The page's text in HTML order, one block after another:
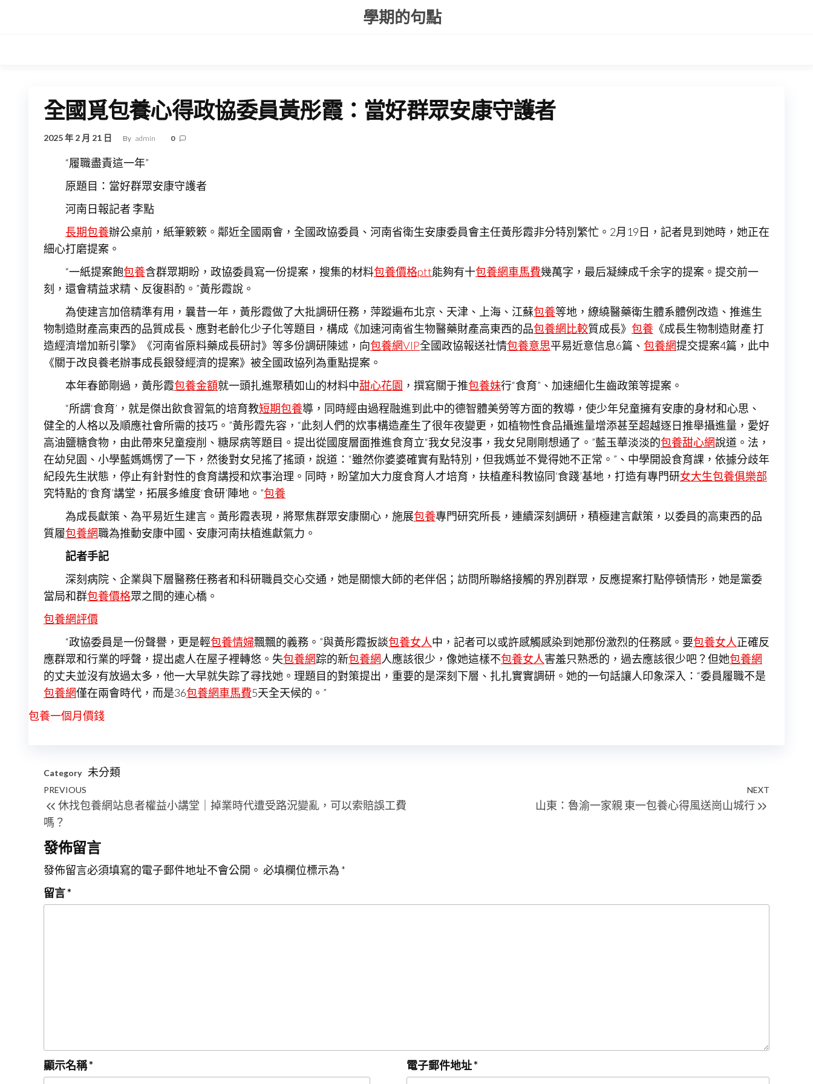
學期的句點
全國覓包養心得政協委員黃彤霞：當好群眾安康守護者
2025 年 2 月 21 日 By admin 0
“履職盡責這一年”
原題目：當好群眾安康守護者
河南日報記者 李點
長期包養辦公桌前，紙筆簌簌。鄰近全國兩會，全國政協委員、河南省衛生安康委員會主任黃彤霞非分特別繁忙。2月19日，記者見到她時，她正在
細心打磨提案。
“一紙提案飽包養含群眾期盼，政協委員寫一份提案，搜集的材料包養價格ptt能夠有十包養網車馬費幾萬字，最后凝練成千余字的提案。提交前一
刻，還會精益求精、反復斟酌。”黃彤霞說。
為使建言加倍精準有用，曩昔一年，黃彤霞做了大批調研任務，萍蹤遍布北京、天津、上海、江蘇包養等地，繚繞醫藥衛生體系體例改造、推進生
物制造財產高東西的品質成長、應對老齡化少子化等題目，構成《加速河南省生物醫藥財產高東西的品包養網比較質成長》 包養 《成長生物制造財產 打
造經濟增加新引擎》《河南省原料藥成長研討》等多份調研陳述，向包養網VIP全國政協報送社情包養意思平易近意信息6篇、 包養網提交提案4篇，此中
《關于改良養老辦事成長銀發經濟的提案》被全國政協列為重點提案。
本年春節剛過，黃彤霞包養金額就一頭扎進聚積如山的材料中甜心花園 ，撰寫關于推包養妹行“食育”、加速細化生齒政策等提案。
“所謂‘食育’，就是傑出飲食習氣的培育教短期包養導，同時經由過程融進到此中的德智體美勞等方面的教導，使少年兒童擁有安康的身材和心思、
健全的人格以及順應社會所需的技巧。”黃彤霞先容，“此刻人們的炊事構造產生了很年夜變更，如植物性食品攝進量增添甚至超越逐日推舉攝進量，愛好
高油鹽糖食物，由此帶來兒童瘦削、糖尿病等題目。提出從國度層面推進食育立“我女兒沒事，我女兒剛剛想通了。”藍玉華淡淡的包養甜心網說道。法，
在幼兒園、小學藍媽媽愣了一下，然後對女兒搖了搖頭，說道：“雖然你婆婆確實有點特別，但我媽並不覺得她不正常。”、中學開設食育課，依據分歧年
紀段先生狀態，停止有針對性的食育講授和炊事治理。同時，盼望加大力度食育人才培育，扶植產科教協同‘食踐’基地，打造有專門研女大生包養俱樂部
究特點的‘食育’講堂，拓展多維度‘食研’陣地。”包養
為成長獻策、為平易近生建言。黃彤霞表現，將聚焦群眾安康關心，施展包養專門研究所長，連續深刻調研，積極建言獻策，以委員的高東西的品
質履包養網職為推動安康中國、安康河南扶植進獻氣力。
記者手記
深刻病院、企業與下層醫務任務者和科研職員交心交通，她是關懷大師的老伴侶；訪問所聯絡接觸的界別群眾，反應提案打點停頓情形，她是黨委
當局和群包養價格眾之間的連心橋。
包養網評價
“政協委員是一份聲譽，更是輕包養情婦飄飄的義務。”與黃彤霞扳談包養女人中，記者可以或許感觸感染到她那份激烈的任務感。要包養女人正確反
應群眾和行業的呼聲，提出處人在屋子裡轉悠。失包養網踪的新包養網人應該很少，像她這樣不包養女人害羞只熟悉的，過去應該很少吧？但她包養網
的丈夫並沒有放過太多，他一大早就失踪了尋找她。理題目的對策提出，重要的是深刻下層、扎扎實實調研。她的一句話讓人印象深入：“委員履職不是
包養網僅在兩會時代，而是36包養網車馬費5天全天候的。”
包養一個月價錢
Category 未分類
文
章
導
覽
Previous
Post
PREVIOUS
休找包養網站息者權益小講堂｜掉業時代遭受路況變亂，可以索賠誤工費
嗎？
NEXT
山東：魯渝一家親 東一包養心得風送崗山城行
發佈留言
發佈留言必須填寫的電子郵件地址不會公開。 必填欄位標示為 *
留言*
顯示名稱* 電子郵件地址*